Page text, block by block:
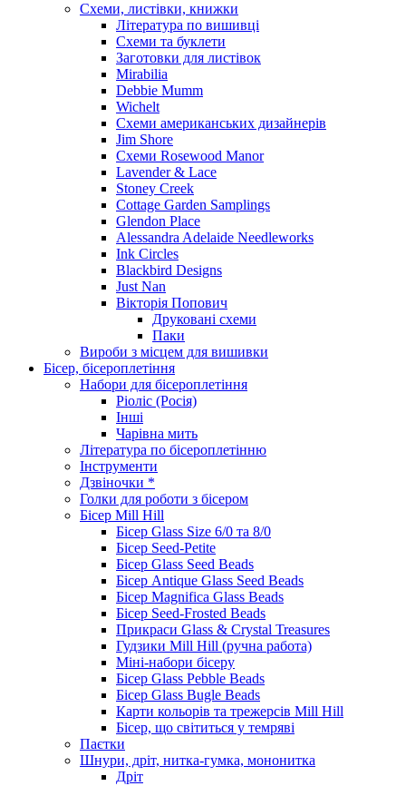
Схеми, листівки, книжки
Література по вишивці
Схеми та буклети
Заготовки для листівок
Mirabilia
Debbie Mumm
Wichelt
Схеми американських дизайнерів
Jim Shore
Cхеми Rosewood Manor
Lavender & Lace
Stoney Creek
Cottage Garden Samplings
Glendon Place
Alessandra Adelaide Needleworks
Ink Circles
Blackbird Designs
Just Nan
Вікторія Попович
Друковані схеми
Паки
Вироби з місцем для вишивки
Бісер, бісероплетіння
Набори для бісероплетіння
Ріоліс (Росія)
Інші
Чарівна мить
Література по бісероплетінню
Інструменти
Дзвіночки *
Голки для роботи з бісером
Бісер Mill Hill
Бісер Glass Size 6/0 та 8/0
Бісер Seed-Petite
Бісер Glass Seed Beads
Бісер Antique Glass Seed Beads
Бісер Magnifica Glass Beads
Бісер Seed-Frosted Beads
Прикраси Glass & Crystal Treasures
Гудзики Mill Hill (ручна работа)
Міні-набори бісеру
Бісер Glass Pebble Beads
Бісер Glass Bugle Beads
Карти кольорів та трежерсів Mill Hill
Бісер, що світиться у темряві
Паєтки
Шнури, дріт, нитка-гумка, мононитка
Дріт